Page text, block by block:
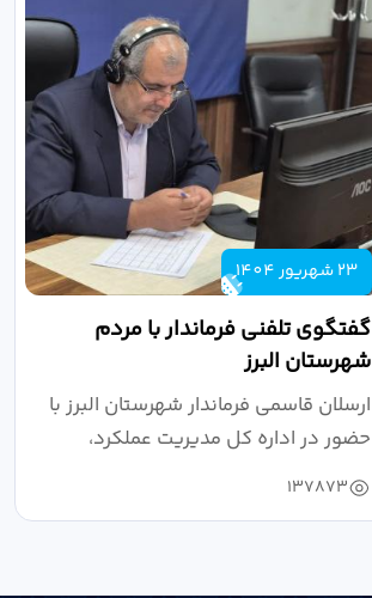
23 شهریور 1404
گفتگوی تلفنی فرماندار با مردم
شهرستان البرز
ارسلان قاسمی فرماندار شهرستان البرز با
حضور در اداره کل مدیریت عملکرد،
بازرسی...
137873